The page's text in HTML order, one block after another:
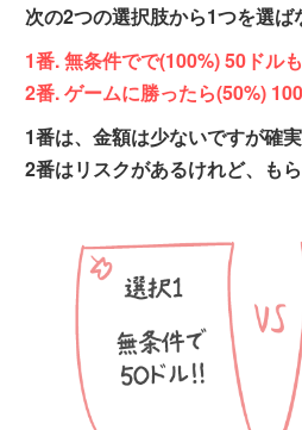
次の2つの選択肢から1つを選ば
1番. 無条件でで(100%) 50ドル
2番. ゲームに勝ったら(50%)
1番は、金額は少ないですが確実
2番はリスクがあるけれど、も